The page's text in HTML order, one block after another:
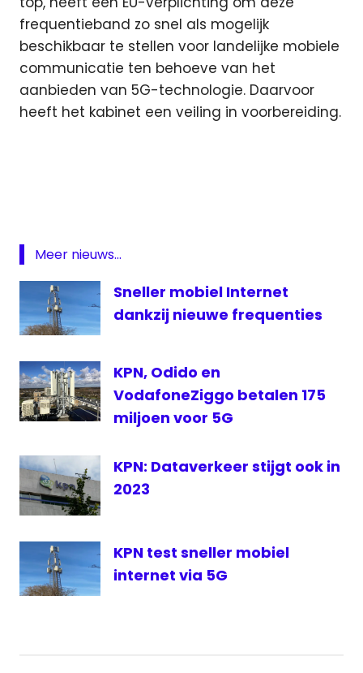
frequentieband zo snel als mogelijk
beschikbaar te stellen voor landelijke mobiele
communicatie ten behoeve van het
aanbieden van 5G-technologie. Daarvoor
heeft het kabinet een veiling in voorbereiding.
Meer nieuws...
Sneller mobiel Internet
dankzij nieuwe frequenties
KPN, Odido en
VodafoneZiggo betalen 175
miljoen voor 5G
KPN: Dataverkeer stijgt ook in
2023
KPN test sneller mobiel
internet via 5G